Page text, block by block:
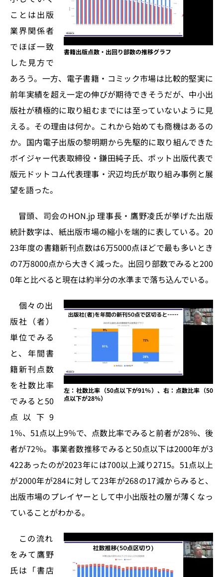
書籍出版点数・出回り部数の推移グラフ
ことは出版
業界関係者
でほぼ一致
した見方で
あろう。一方、電子書籍・コミック市場は比較的堅実に
前年実績を超え一定の伸びが期待できそうだが、中小出
版社が積極的に取り組むまでには至っていないように見
える。その理由は何か。これから始めても商機はあるの
か。国内電子出版の黎明期から先駆的に取り組んできた
ボイジャー代表取締役・鎌田純子氏、ポット出版代表で
版元ドットコム代表理事・沢辺均氏が取り組み事例と展
望を語った。
冒頭、司会のHON.jp 理事長・鷹野凌氏が挙げた出版
統計数字は、紙出版市場の縮小を端的に表している。20
23年度の書籍新刊点数は6万5000点ほどで最も多いとき
の7万8000点から大きく減った。出回り部数でみると200
0年と比べると現在は約半分の水準まで落ち込んでいる。
左：社数比率（50点以下が91％）、右：点数比率（50
点以下が28％）
個々の出
版社（者）
単位でみる
と、年間書
籍新刊点数
を社数比率
でみると50
点以下9
1％、51点以上9％で、点数比率でみると前者が28％、後
者が72％。事業者数推移でみると50点以下は2000年が3
422あったのが2023年には700以上減り2715。51点以上
が2000年が284に対して23年が268の17減からみると、
出版市場のプレイヤーとして中小出版社の層が薄くなっ
ていることがわかる。
この流れ
をみて鷹野
氏は「書店